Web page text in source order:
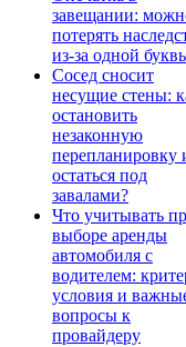
завещании:
потерять
из-за одной
Сосед сносит
несущие стены:
остановить
незаконную
перепланировку
остаться под
завалами?
Что учитывать
выборе аренды
автомобиля с
водителем:
условия и
вопросы к
провайдеру